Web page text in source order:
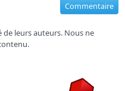
Commentaire
leurs auteurs. Nous ne